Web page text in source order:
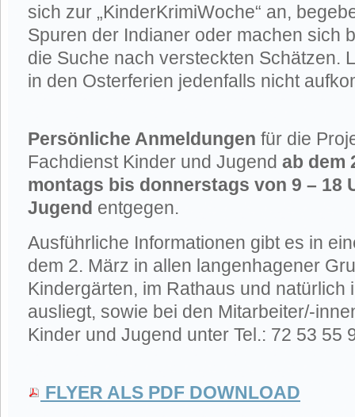
sich zur „KinderKrimiWoche“ an,
Spuren der Indianer oder machen sich
die Suche nach versteckten Schätzen.
in den Osterferien jedenfalls nicht
Persönliche Anmeldungen für die
Fachdienst Kinder und Jugend ab dem
montags bis donnerstags von 9 – 18
Jugend entgegen.
Ausführliche Informationen gibt es in
dem 2. März in allen langenhagener
Kindergärten, im Rathaus und natürlich
ausliegt, sowie bei den Mitarbeiter/-
Kinder und Jugend unter Tel.: 72 53 55
FLYER ALS PDF DOWNLOAD